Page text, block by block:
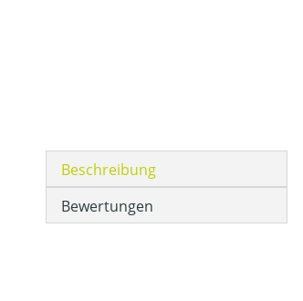
Beschreibung
Bewertungen